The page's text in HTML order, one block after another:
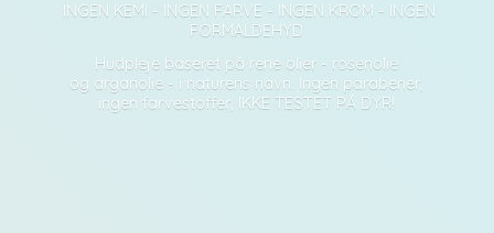
INGEN KEMI - INGEN FARVE - INGEN KROM - INGEN
FORMALDEHYD
Hudpleje baseret på rene olier - rosenolie
og arganolie - i naturens navn. Ingen parabener,
ingen farvestoffer, IKKE TESTET PÅ DYR!